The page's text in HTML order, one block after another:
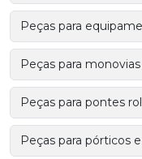
Peças para
Peças para
Peças para pontes
Peças para pórticos